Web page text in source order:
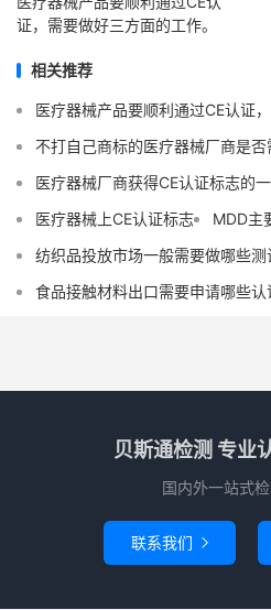
证，需要做好三方面的工作。
相关推荐
医疗器械产品要顺利通过CE认证
不打自己商标的医疗器械厂商是
医疗器械厂商获得CE认证标志的
医疗器械上CE认证标志
MDD主
纺织品投放市场一般需要做哪些测
食品接触材料出口需要申请哪些认
贝斯通检测 专业
国内外一站式检
联系我们 